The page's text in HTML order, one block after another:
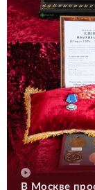
В Москве